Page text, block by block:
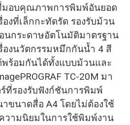
มอบคุณภาพการพิมพ์อันยอด
งที่เล็กกะทัดรัด รองรับม้วน
นกระดาษอัตโนมัติมาตรฐาน
องนวัตกรรมหมึกกันน้ำ 4 สี
ร้อมกันได้ทั้งแบบม้วนและ
TC-20M มา
ที่รองรับฟังก์ชันการพิมพ์
ขนาดสื่อ A4 โดยไม่ต้องใช้
วามนิยมในการใช้พิมพ์งาน